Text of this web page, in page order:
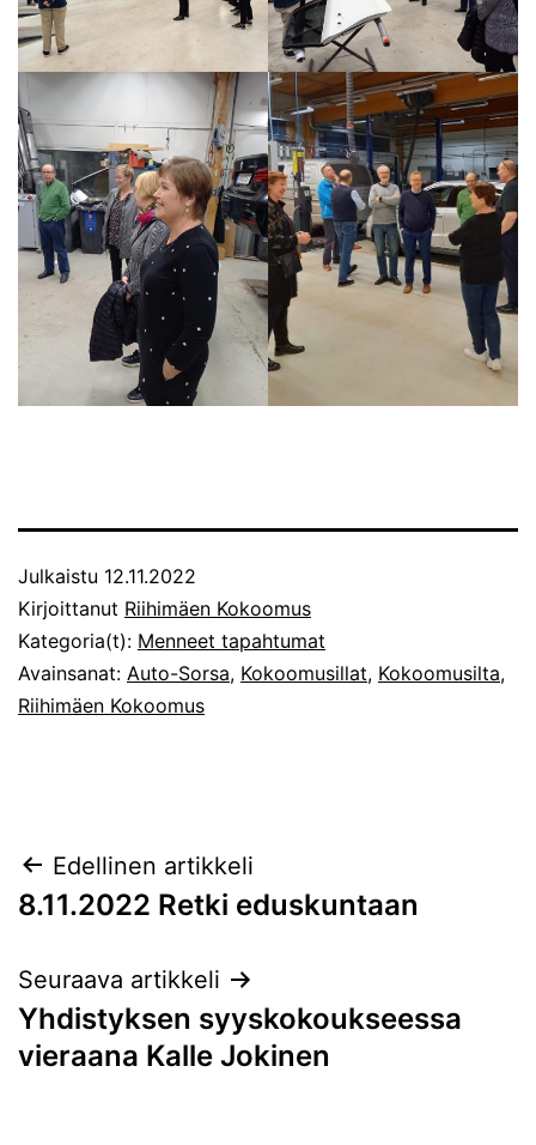
Julkaistu 12.11.2022
Kirjoittanut Riihimäen Kokoomus
Kategoria(t): Menneet tapahtumat
Avainsanat: Auto-Sorsa, Kokoomusillat, Kokoomusilta,
Riihimäen Kokoomus
Artikkelien
selaus
Edellinen artikkeli
8.11.2022 Retki eduskuntaan
Seuraava artikkeli
Yhdistyksen syyskokoukseessa
vieraana Kalle Jokinen